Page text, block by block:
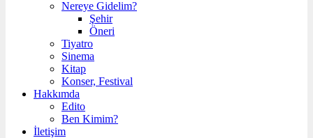
Nereye Gidelim?
Şehir
Öneri
Tiyatro
Sinema
Kitap
Konser, Festival
Hakkımda
Edito
Ben Kimim?
İletişim